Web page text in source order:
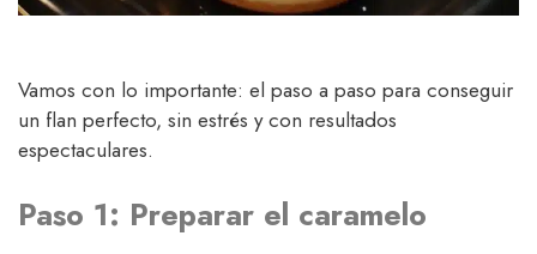
Vamos con lo importante: el paso a paso para conseguir
un flan perfecto, sin estrés y con resultados
espectaculares.
Paso 1: Preparar el caramelo